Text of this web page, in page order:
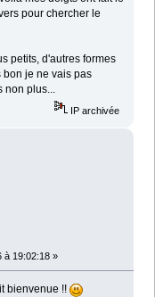
pour chercher le
petits, d'autres formes
bon je ne vais pas
plus...
IP archivée
à 19:02:18 »
bienvenue !!